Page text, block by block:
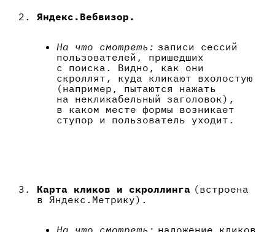
Яндекс.Вебвизор.
На что смотреть: записи сессий
пользователей, пришедших
с поиска. Видно, как они
скроллят, куда кликают вхолостую
(например, пытаются нажать
на некликабельный заголовок),
в каком месте формы возникает
ступор и пользователь уходит.
Карта кликов и скроллинга (встроена
в Яндекс.Метрику).